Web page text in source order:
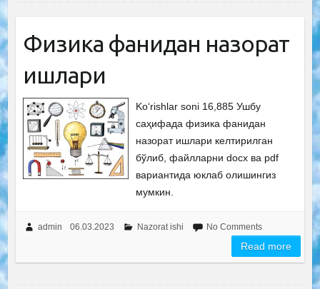
Физика фанидан назорат
ишлари
Ko‘rishlar soni 16,885 Ушбу
саҳифада физика фанидан
назорат ишлари келтирилган
бўлиб, файлларни docx ва pdf
вариантида юклаб олишингиз
мумкин.
admin 06.03.2023 Nazorat ishi No Comments
Read more